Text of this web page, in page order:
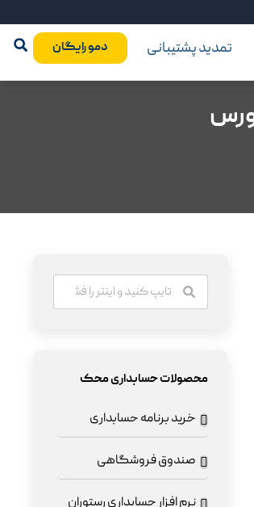
تمدید پشتیبانی دمو رایگان
محصولات حسابداری محک
خرید برنامه حسابداری
صندوق فروشگاهی
نرم افزار حسابداری رستوران